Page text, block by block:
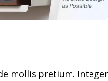
mollis pretium. Integer